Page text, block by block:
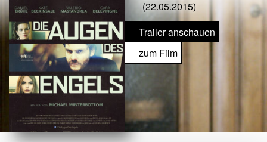
(22.05.2015)
Trailer anschauen
zum Film